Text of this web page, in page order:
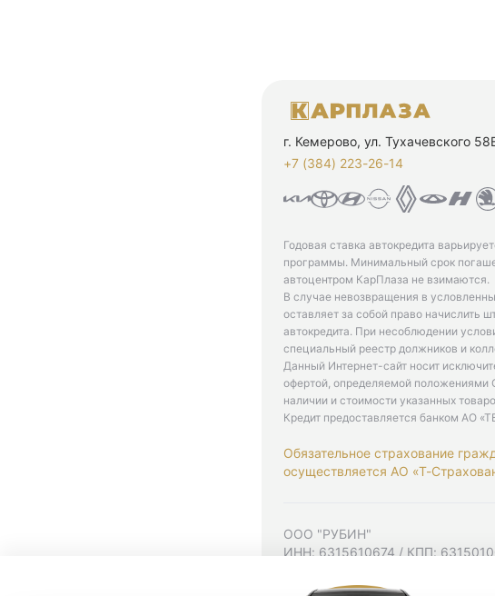
г. Кемерово, ул. Тухачевского
+7 (384) 223-26-14‬
Годовая ставка автокредита
программы. Минимальный срок
автоцентром КарПлаза не взимаются.
В случае невозвращения в
оставляет за собой право начислить
автокредита. При несоблюдении
специальный реестр должников и
Данный Интернет-сайт носит
офертой, определяемой положениями
наличии и стоимости указанных
Кредит предоставляется банком АО
Обязательное страхование
осуществляется АО «Т-
ООО "РУБИН"
ИНН: 6315610674 / КПП: